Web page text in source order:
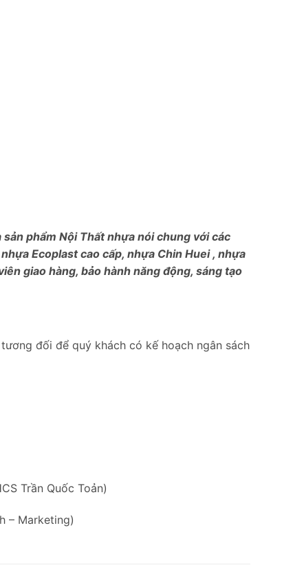
phẩm Nội Thất nhựa nói chung với các
Ecoplast cao cấp, nhựa Chin Huei , nhựa
giao hàng, bảo hành năng động, sáng tạo
đối để quý khách có kế hoạch ngân sách
Trần Quốc Toản)
– Marketing)